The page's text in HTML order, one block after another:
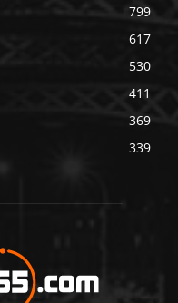
799
617
530
411
369
339